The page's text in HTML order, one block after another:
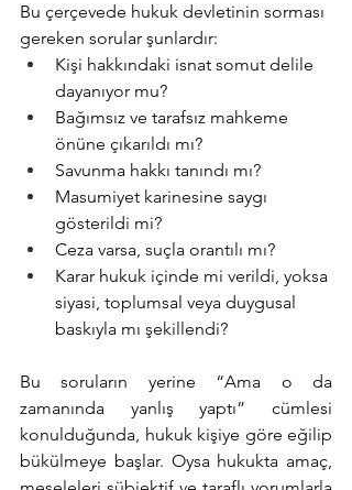
Bu çerçevede hukuk devletinin sorması
gereken sorular şunlardır:
Kişi hakkındaki isnat somut delile
dayanıyor mu?
Bağımsız ve tarafsız mahkeme
önüne çıkarıldı mı?
Savunma hakkı tanındı mı?
Masumiyet karinesine saygı
gösterildi mi?
Ceza varsa, suçla orantılı mı?
Karar hukuk içinde mi verildi, yoksa
siyasi, toplumsal veya duygusal
baskıyla mı şekillendi?
Bu soruların yerine “Ama o da
zamanında yanlış yaptı” cümlesi
konulduğunda, hukuk kişiye göre eğilip
bükülmeye başlar. Oysa hukukta amaç,